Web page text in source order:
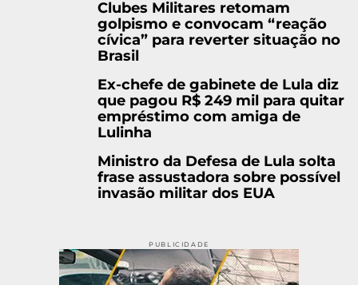
Clubes Militares retomam
golpismo e convocam “reação
cívica” para reverter situação no
Brasil
Ex-chefe de gabinete de Lula diz
que pagou R$ 249 mil para quitar
empréstimo com amiga de
Lulinha
Ministro da Defesa de Lula solta
frase assustadora sobre possível
invasão militar dos EUA
PUBLICIDADE